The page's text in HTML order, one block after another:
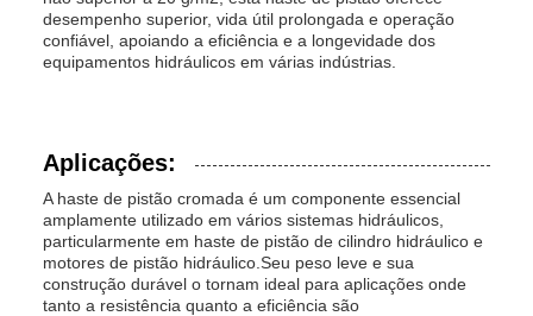
desempenho superior, vida útil prolongada e operação
confiável, apoiando a eficiência e a longevidade dos
equipamentos hidráulicos em várias indústrias.
Aplicações:
A haste de pistão cromada é um componente essencial
amplamente utilizado em vários sistemas hidráulicos,
particularmente em haste de pistão de cilindro hidráulico e
motores de pistão hidráulico.Seu peso leve e sua
construção durável o tornam ideal para aplicações onde
tanto a resistência quanto a eficiência são